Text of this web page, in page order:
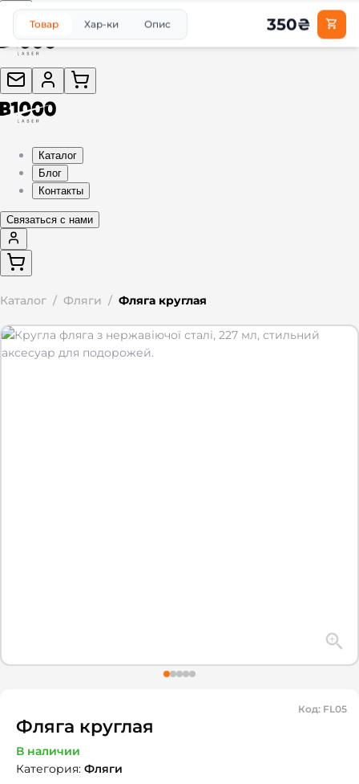
Каталог
Блог
Контакты
Связаться с нами
Каталог / Фляги / Фляга круглая
Фляга круглая
Код: FL05
В наличии
Категория: Фляги
Товар Хар-ки Опис 350₴